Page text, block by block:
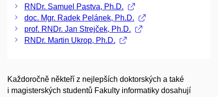
RNDr. Samuel Pastva, Ph.D.
doc. Mgr. Radek Pelánek, Ph.D.
prof. RNDr. Jan Strejček, Ph.D.
RNDr. Martin Ukrop, Ph.D.
Každoročně někteří z nejlepších doktorských a také
i magisterských studentů Fakulty informatiky dosahují